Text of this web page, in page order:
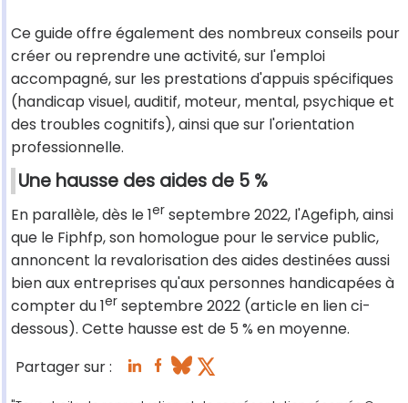
Ce guide offre également des nombreux conseils pour
créer ou reprendre une activité, sur l'emploi
accompagné, sur les prestations d'appuis spécifiques
(handicap visuel, auditif, moteur, mental, psychique et
des troubles cognitifs), ainsi que sur l'orientation
professionnelle.
Une hausse des aides de 5 %
En parallèle, dès le 1er septembre 2022, l'Agefiph, ainsi
que le Fiphfp, son homologue pour le service public,
annoncent la revalorisation des aides destinées aussi
bien aux entreprises qu'aux personnes handicapées à
compter du 1er septembre 2022 (article en lien ci-
dessous). Cette hausse est de 5 % en moyenne.
Partager sur :